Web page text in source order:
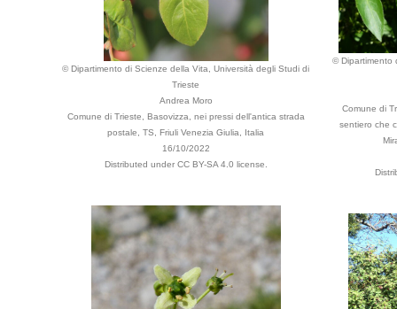
© Dipartimento di Scienze della Vita, Università degli Studi di
Trieste
Andrea Moro
Comune di Trieste, Basovizza, nei pressi dell'antica strada
postale, TS, Friuli Venezia Giulia, Italia
16/10/2022
Distributed under CC BY-SA 4.0 license.
© Dipartimento
Comune di
sentiero che